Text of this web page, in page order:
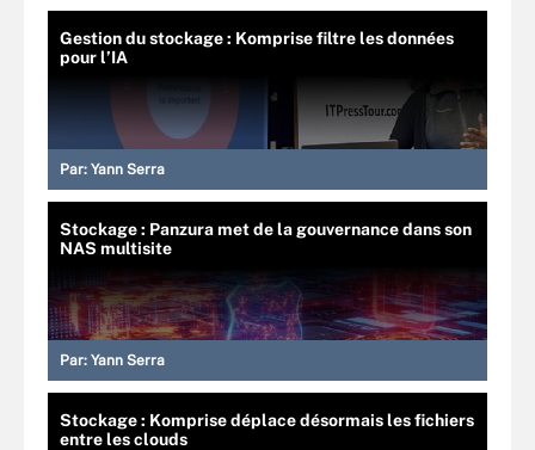
Gestion du stockage : Komprise filtre les données
pour l’IA
Par: Yann Serra
Stockage : Panzura met de la gouvernance dans son
NAS multisite
Par: Yann Serra
Stockage : Komprise déplace désormais les fichiers
entre les clouds